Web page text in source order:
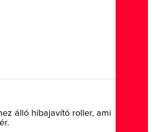
álló hibajavító roller, ami